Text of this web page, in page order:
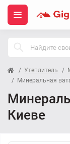
Утеплитель
Минеральная
Киеве